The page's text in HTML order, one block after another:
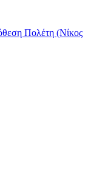
Πολέτη (Νίκος